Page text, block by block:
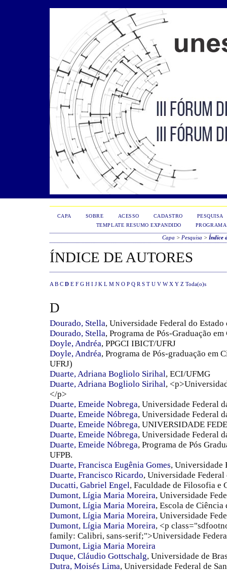
CAPA SOBRE ACESSO CADASTRO
PESQUISA
TEMPLATE RESUMO EXPANDIDO
PROGRAMA
Capa > Pesquisa > Índice
ÍNDICE DE AUTORES
A B C D E F G H I J K L M N O P Q R S T U V W X Y Z Toda(o)s
D
Dourado, Stella, Universidade Federal do
Dourado, Stella, Programa de Pós-Graduação
Doyle, Andréa, PPGCI IBICT/UFRJ
Doyle, Andréa, Programa de Pós-graduação em
UFRJ)
Duarte, Adriana Bogliolo Sirihal, ECI/UFMG
Duarte, Adriana Bogliolo Sirihal,
</p>
Duarte, Emeide Nobrega, Universidade Federal
Duarte, Emeide Nóbrega, Universidade Federal
Duarte, Emeide Nóbrega, UNIVERSIDADE
Duarte, Emeide Nóbrega, Universidade Federal
Duarte, Emeide Nóbrega, Programa de Pós
UFPB.
Duarte, Francisca Eugênia Gomes, Universidade
Duarte, Francisco Ricardo, Universidade
Ducatti, Gabriel Engel, Faculdade de Filosofia e
Dumont, Lígia Maria Moreira, Universidade
Dumont, Lígia Maria Moreira, Escola de
Dumont, Lígia Maria Moreira, Universidade
Dumont, Lígia Maria Moreira, <p
family: Calibri, sans-serif;">Universidade
Dumont, Ligia Maria Moreira
Duque, Cláudio Gottschalg, Universidade de
Dutra, Moisés Lima, Universidade Federal de